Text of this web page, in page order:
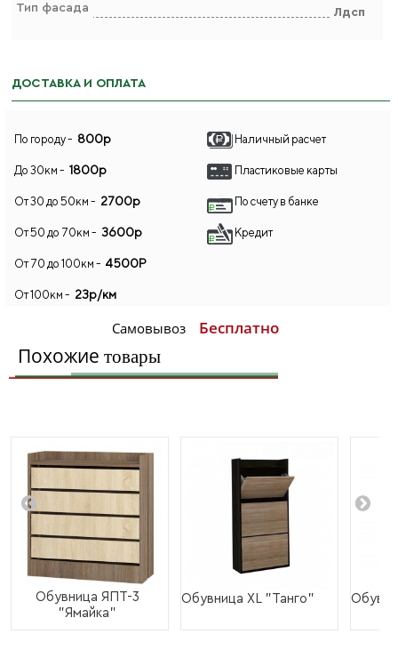
Тип фасада
Лдсп
ДОСТАВКА И ОПЛАТА
По городу - 800р
До 30км - 1800р
От 30 до 50км - 2700р
От 50 до 70км - 3600р
От 70 до 100км - 4500Р
От 100км - 23р/км
Самовывоз Бесплатно
Наличный расчет
Пластиковые карты
По счету в банке
Кредит
Похожие товары
Обувница ЯПТ-3
"Ямайка"
Обувница XL "Танго"